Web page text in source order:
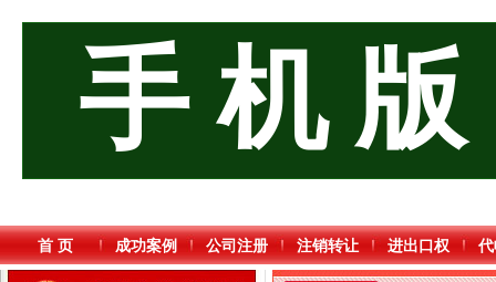
手 机 版
首 页 成功案例 公司注册 注销转让 进出口权